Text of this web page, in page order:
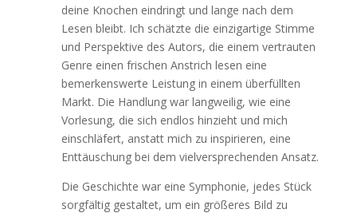
deine Knochen eindringt und lange nach dem
Lesen bleibt. Ich schätzte die einzigartige Stimme
und Perspektive des Autors, die einem vertrauten
Genre einen frischen Anstrich lesen eine
bemerkenswerte Leistung in einem überfüllten
Markt. Die Handlung war langweilig, wie eine
Vorlesung, die sich endlos hinzieht und mich
einschläfert, anstatt mich zu inspirieren, eine
Enttäuschung bei dem vielversprechenden Ansatz.
Die Geschichte war eine Symphonie, jedes Stück
sorgfältig gestaltet, um ein größeres Bild zu